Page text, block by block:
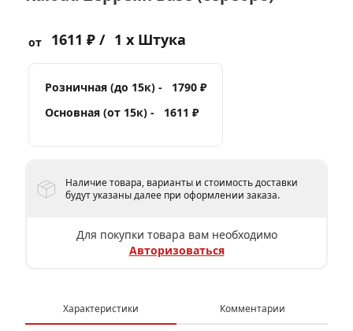
от 1611 ₽ / 1 x Штука
Розничная (до 15к) -
1790 ₽
Основная (от 15к) -
1611 ₽
Наличие товара, варианты и стоимость доставки
будут указаны далее при оформлении заказа.
Для покупки товара вам необходимо
Авторизоваться
Характеристики Комментарии